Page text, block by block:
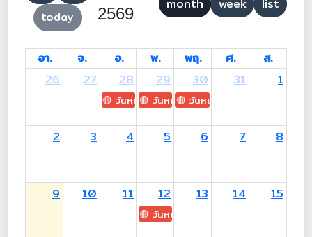
today
2569
month week list
อา. จ. อ. พ. พฤ. ศ.
ส.
26
27 28
🔴 วันหยุด: H.M. King Maha Vajiralongkorn's
29
🔴 วันหยุด: Asanha Bucha Day
30
🔴 วันหยุด: Buddhist Lent
31 1
2 3 4 5 6 7 8
9 10 11 12
🔴 วันหยุด: H.M. Queen Sirikit The
13 14 15